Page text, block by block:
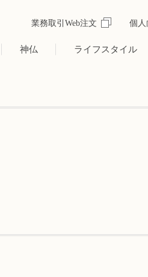
神仏 ライフスタイル
業務取引Web注文 個人